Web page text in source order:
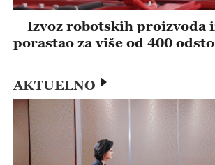
porastao za više od 400 odsto
AKTUELNO